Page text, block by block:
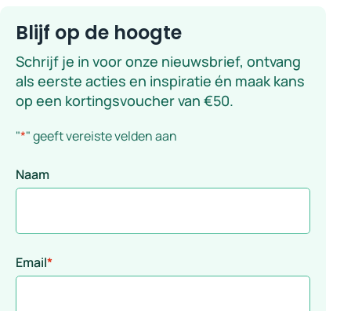
Blijf op de hoogte
Schrijf je in voor onze nieuwsbrief, ontvang
als eerste acties en inspiratie én maak kans
op een kortingsvoucher van €50.
"*" geeft vereiste velden aan
Naam
Email*